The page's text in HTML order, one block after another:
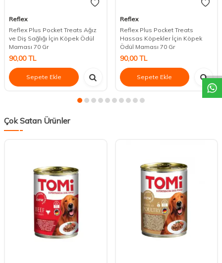
Reflex
Reflex Plus Pocket Treats Ağız
ve Diş Sağlığı İçin Köpek Ödül
Maması 70 Gr
90,00TL
Sepete Ekle
Reflex
Reflex Plus Pocket Treats
Hassas Köpekler İçin Köpek
Ödül Maması 70 Gr
90,00TL
Sepete Ekle
Çok Satan Ürünler